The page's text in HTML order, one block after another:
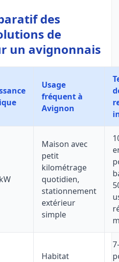
des
de
un avignonnais
Usage
fréquent à
Avignon
Maison avec
petit
kilométrage
quotidien,
stationnement
extérieur
simple
Habitat